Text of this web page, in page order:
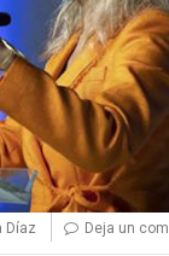
Díaz Deja un